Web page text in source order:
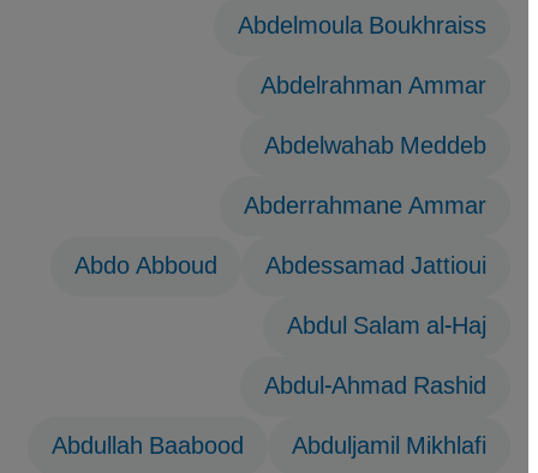
Abdelmoula Boukhraiss
Abdelrahman Ammar
Abdelwahab Meddeb
Abderrahmane Ammar
Abdessamad Jattioui
Abdo Abboud
Abdul Salam al-Haj
Abdul-Ahmad Rashid
Abduljamil Mikhlafi
Abdullah Baabood